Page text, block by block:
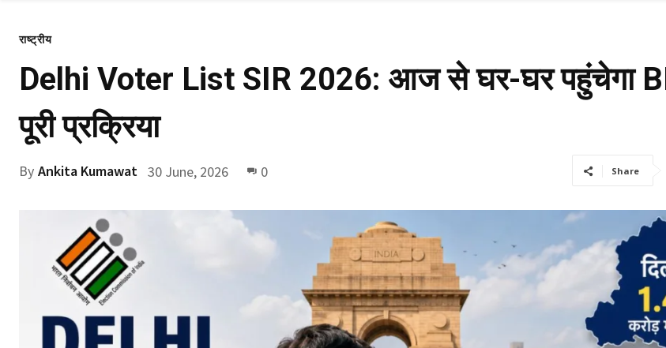
राष्ट्रीय
Delhi Voter List SIR 2026: आज से घर-घर पहुंचेगा
पूरी प्रक्रिया
By Ankita Kumawat 30 June, 2026 0 Share